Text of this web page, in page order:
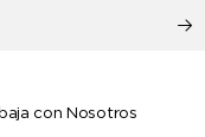
con Nosotros